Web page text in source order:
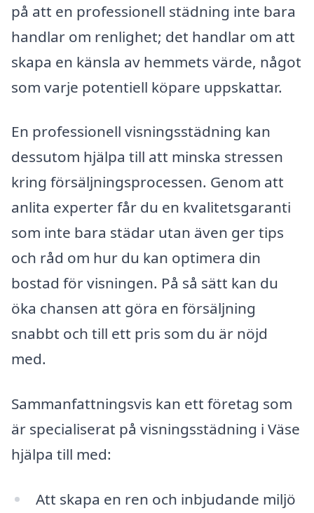
på att en professionell städning inte bara
handlar om renlighet; det handlar om att
skapa en känsla av hemmets värde, något
som varje potentiell köpare uppskattar.
En professionell visningsstädning kan
dessutom hjälpa till att minska stressen
kring försäljningsprocessen. Genom att
anlita experter får du en kvalitetsgaranti
som inte bara städar utan även ger tips
och råd om hur du kan optimera din
bostad för visningen. På så sätt kan du
öka chansen att göra en försäljning
snabbt och till ett pris som du är nöjd
med.
Sammanfattningsvis kan ett företag som
är specialiserat på visningsstädning i Väse
hjälpa till med:
Att skapa en ren och inbjudande miljö